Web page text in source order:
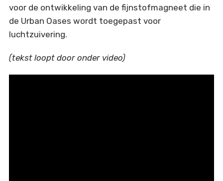
voor de ontwikkeling van de fijnstofmagneet die in
de Urban Oases wordt toegepast voor
luchtzuivering.
(tekst loopt door onder video)